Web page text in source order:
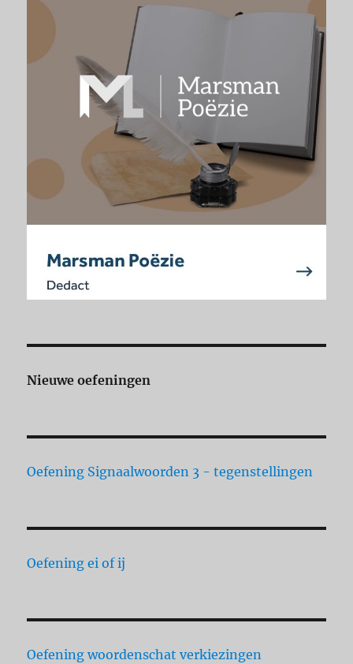
Nieuwe oefeningen
Oefening Signaalwoorden 3 - tegenstellingen
Oefening ei of ij
Oefening woordenschat verkiezingen